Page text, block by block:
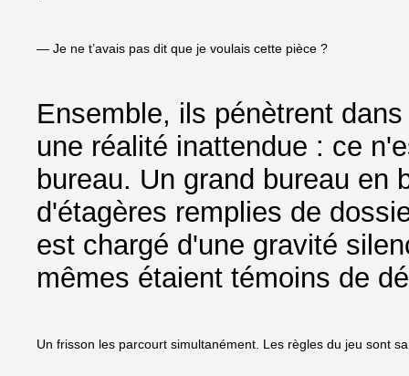
— Je ne t’avais pas dit que je voulais cette pièce ?
Ensemble, ils pénètrent
une réalité inattendue : ce
bureau. Un grand bureau en
d'étagères remplies de
est chargé d'une gravité
mêmes étaient témoins de
Un frisson les parcourt simultanément. Les règles du jeu sont